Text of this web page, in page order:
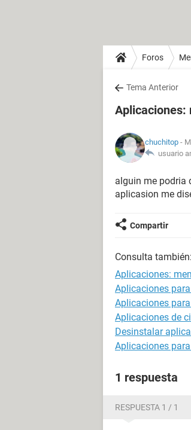
Foros
Tema Anterior
Aplicaciones:
chuchitop -
usuario
alguin me podria
aplicasion me
Compartir
Consulta también:
Aplicaciones:
Aplicaciones
Aplicaciones
Aplicaciones de
Desinstalar
Aplicaciones
1 respuesta
RESPUESTA 1 / 1